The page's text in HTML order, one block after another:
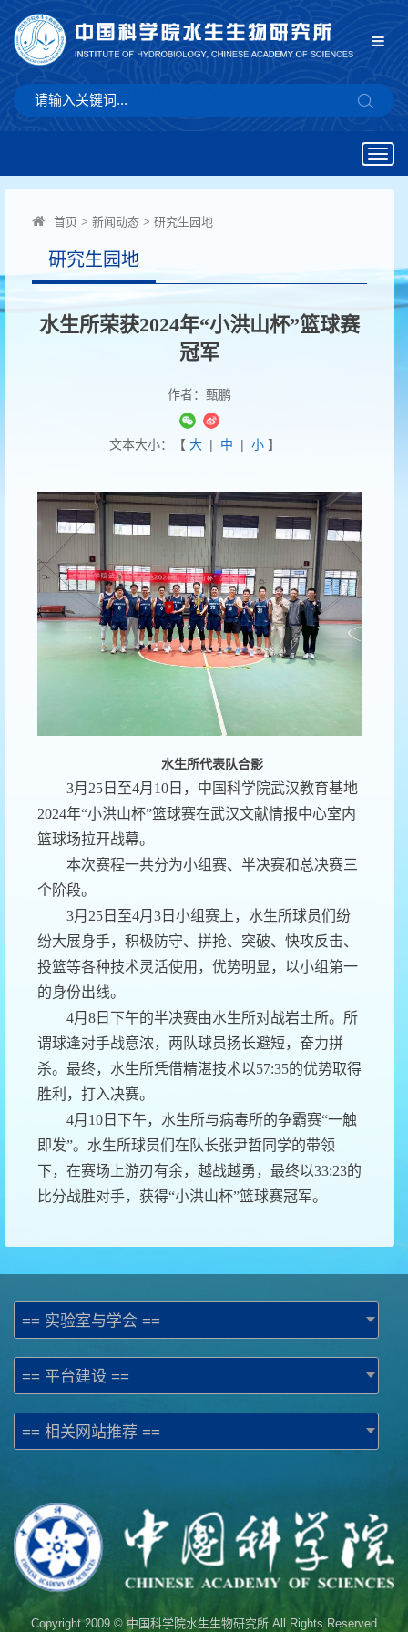
首页 > 新闻动态 > 研究生园地
研究生园地
水生所荣获2024年“小洪山杯”篮球赛
冠军
作者：甄鹏
文本大小：【 大| 中 | 小】
水生所代表队合影
3月25日至4月10日，中国科学院武汉教育基地
2024年“小洪山杯”篮球赛在武汉文献情报中心室内
篮球场拉开战幕。
本次赛程一共分为小组赛、半决赛和总决赛三
个阶段。
3月25日至4月3日小组赛上，水生所球员们纷
纷大展身手，积极防守、拼抢、突破、快攻反击、
投篮等各种技术灵活使用，优势明显，以小组第一
的身份出线。
4月8日下午的半决赛由水生所对战岩土所。所
谓球逢对手战意浓，两队球员扬长避短，奋力拼
杀。最终，水生所凭借精湛技术以57:35的优势取得
胜利，打入决赛。
4月10日下午，水生所与病毒所的争霸赛“一触
即发”。水生所球员们在队长张尹哲同学的带领
下，在赛场上游刃有余，越战越勇，最终以33:23的
比分战胜对手，获得“小洪山杯”篮球赛冠军。
== 实验室与学会 ==
== 平台建设 ==
== 相关网站推荐 ==
Copyright 2009 © 中国科学院水生生物研究所 All Rights Reserved